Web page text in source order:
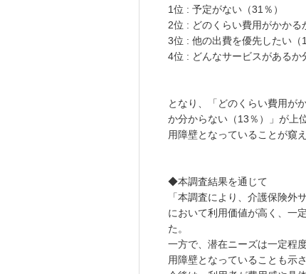
1位 : 予定がない（31％）
2位 : どのくらい費用がかかる
3位 : 他の出費を優先したい（
4位 : どんなサービスがあるか
となり、「どのくらい費用が
か分からない（13％）」が上
用障壁となっていることが窺え
◆本調査結果を通じて
「本調査により、介護保険
において利用価値が高く、一
た。
一方で、潜在ニーズは一定程
用障壁となっていることも示